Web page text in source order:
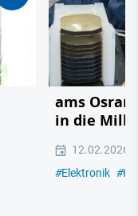
ams
in die
12.02.2026
#Elektronik #